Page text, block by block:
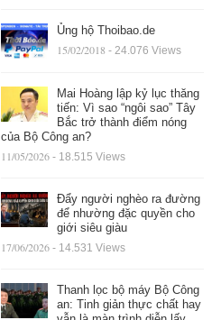
Ủng hộ Thoibao.de
15/02/2018 - 24.076 Views
Mai Hoàng lập kỷ lục thăng
tiến: Vì sao “ngôi sao” Tây
Bắc trở thành điểm nóng
của Bộ Công an?
11/05/2026 - 18.515 Views
Đẩy người nghèo ra đường
để nhường đặc quyền cho
giới siêu giàu
17/06/2026 - 14.531 Views
Thanh lọc bộ máy Bộ Công
an: Tinh giản thực chất hay